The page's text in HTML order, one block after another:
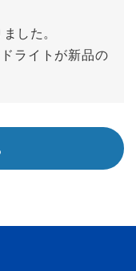
した。
ライトが新品の